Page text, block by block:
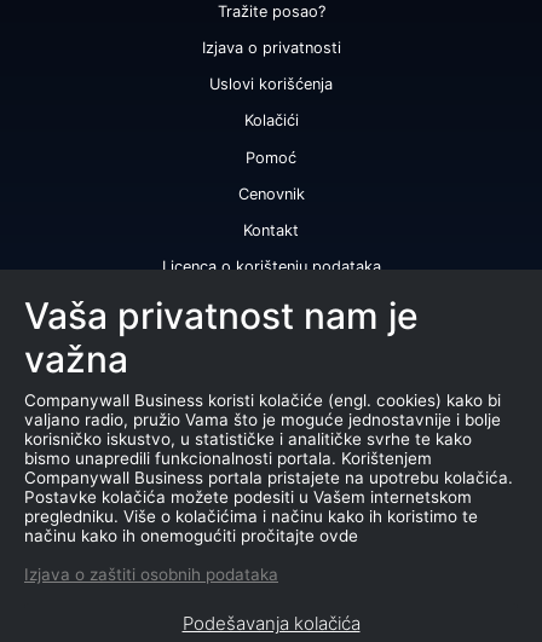
Tražite posao?
Izjava o privatnosti
Uslovi korišćenja
Kolačići
Pomoć
Cenovnik
Kontakt
Licenca o korištenju podataka
Naše usluge
Bonitetni izveštaj
Sertifikat bonitetne izvrsnosti
Proizvodi
Saradnja sa registrom APR
Marketing baza podataka
Vaša privatnost nam je
važna
Companywall Business koristi kolačiće (engl. cookies) kako bi
valjano radio, pružio Vama što je moguće jednostavnije i bolje
korisničko iskustvo, u statističke i analitičke svrhe te kako
bismo unapredili funkcionalnosti portala. Korištenjem
Companywall Business portala pristajete na upotrebu kolačića.
Postavke kolačića možete podesiti u Vašem internetskom
pregledniku. Više o kolačićima i načinu kako ih koristimo te
načinu kako ih onemogućiti pročitajte ovde
Izjava o zaštiti osobnih podataka
Podešavanja kolačića